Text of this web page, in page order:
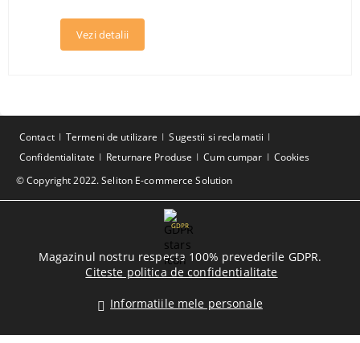
Vezi detalii
© Copyright 2022. Seliton E-commerce Solution
Contact Termeni de utilizare
Sugestii si reclamatii
Confidentialitate
Returnare Produse Cum cumpar Cookies
GDPR
Magazinul nostru respecta 100% prevederile GDPR.
Citeste politica de confidentialitate
Informatiile mele personale